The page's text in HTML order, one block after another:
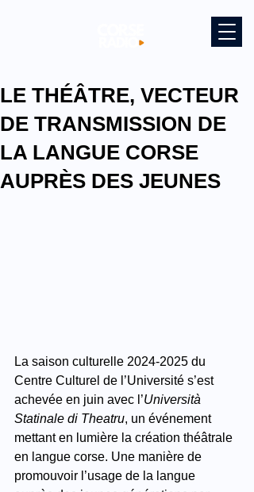
LE THÉÂTRE, VECTEUR
DE TRANSMISSION DE
LA LANGUE CORSE
AUPRÈS DES JEUNES
La saison culturelle 2024-2025 du
Centre Culturel de l’Université s’est
achevée en juin avec l’Università
Statinale di Theatru, un événement
mettant en lumière la création théâtrale
en langue corse. Une manière de
promouvoir l’usage de la langue